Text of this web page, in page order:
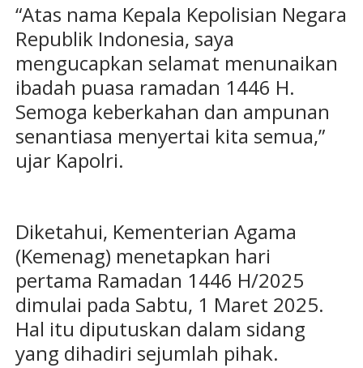
“Atas nama Kepala Kepolisian Negara
Republik Indonesia, saya
mengucapkan selamat menunaikan
ibadah puasa ramadan 1446 H.
Semoga keberkahan dan ampunan
senantiasa menyertai kita semua,”
ujar Kapolri.
Diketahui, Kementerian Agama
(Kemenag) menetapkan hari
pertama Ramadan 1446 H/2025
dimulai pada Sabtu, 1 Maret 2025.
Hal itu diputuskan dalam sidang
yang dihadiri sejumlah pihak.